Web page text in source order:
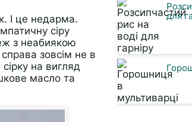
І це недарма.
сіру
з неабиякою
зовсім не в
на вигляд
масло та
для